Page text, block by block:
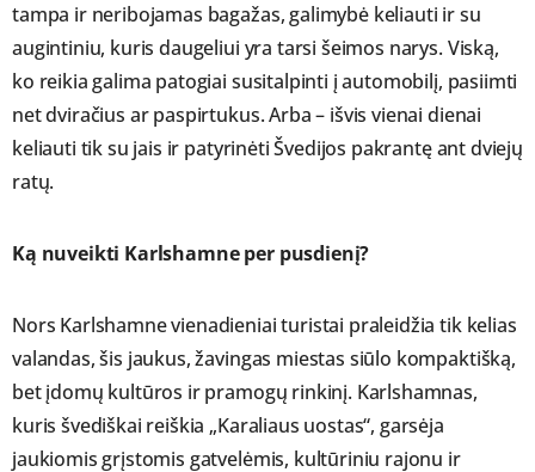
tampa ir neribojamas bagažas, galimybė keliauti ir su
augintiniu, kuris daugeliui yra tarsi šeimos narys. Viską,
ko reikia galima patogiai susitalpinti į automobilį, pasiimti
net dviračius ar paspirtukus. Arba – išvis vienai dienai
keliauti tik su jais ir patyrinėti Švedijos pakrantę ant dviejų
ratų.
Ką nuveikti Karlshamne per pusdienį?
Nors Karlshamne vienadieniai turistai praleidžia tik kelias
valandas, šis jaukus, žavingas miestas siūlo kompaktišką,
bet įdomų kultūros ir pramogų rinkinį. Karlshamnas,
kuris švediškai reiškia „Karaliaus uostas“, garsėja
jaukiomis grįstomis gatvelėmis, kultūriniu rajonu ir